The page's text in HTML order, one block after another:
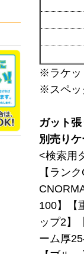
※ラケッ
※スペッ
ガット
別売り
<検索用
【ラン
100】【
ップ2】
ーム厚